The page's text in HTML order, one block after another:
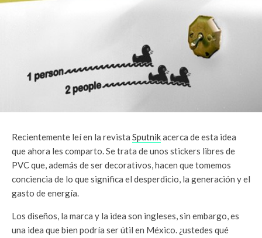
Recientemente leí en la revista Sputnikacerca de esta idea
que ahora les comparto. Se trata de unos stickers libres de
PVC que, además de ser decorativos, hacen que tomemos
conciencia de lo que significa el desperdicio, la generación y el
gasto de energía.
Los diseños, la marca y la idea son ingleses, sin embargo, es
una idea que bien podría ser útil en México. ¿ustedes qué